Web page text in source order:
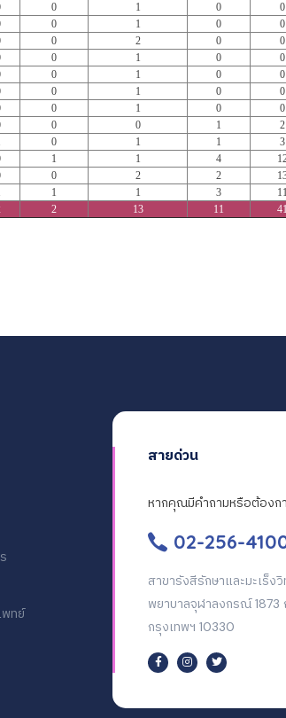
0 1 0 0
0 1 0 0
0 2 0 0
0 1 0 0
0 1 0 0
0 1 0 0
0 1 0 0
0 0 1 2
0 1 1 3
1 1 4
0 2 2
1 1 3 11
2 13 11 41
ทย์
สายด่วน
หากคุณมีคำถามหรือต้องก
02-256-
สาขารังสีรักษาและมะเร็ง
พยาบาลจุฬาลงกรณ์ 1873
กรุงเทพฯ 10330